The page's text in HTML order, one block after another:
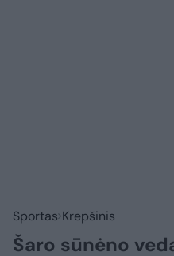
Sportas Krepšinis
Šaro sūnėno